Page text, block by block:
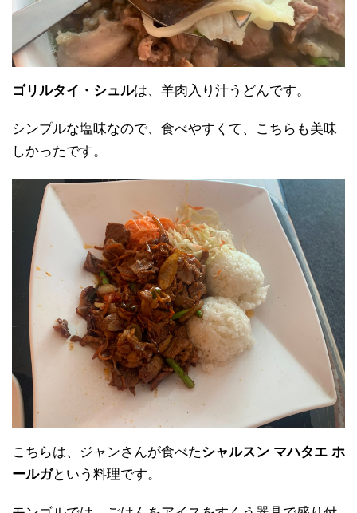
ゴリルタイ・シュルは、羊肉入り汁うどんです。
シンプルな塩味なので、食べやすくて、こちらも美味
しかったです。
こちらは、ジャンさんが食べたシャルスン マハタエ ホ
ールガという料理です。